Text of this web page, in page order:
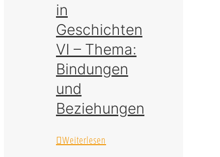
in
Geschichten
VI – Thema:
Bindungen
und
Beziehungen
Weiterlesen